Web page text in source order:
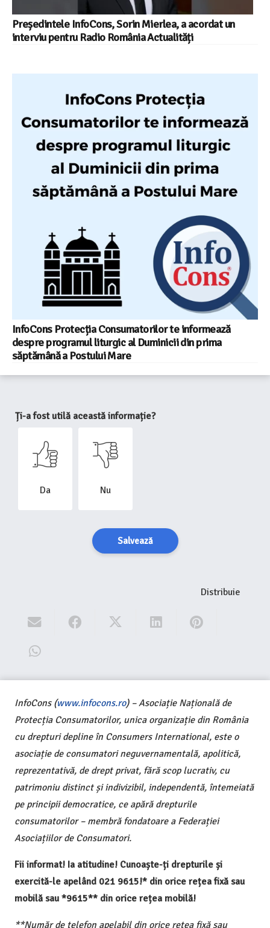
Președintele InfoCons, Sorin Mierlea, a acordat un
interviu pentru Radio România Actualități
InfoCons Protecția Consumatorilor te informează
despre programul liturgic al Duminicii din prima
săptămână a Postului Mare
Ți-a fost utilă această informație?
Da Nu
Salvează
Distribuie
InfoCons (www.infocons.ro) – Asociație Națională de
Protecția Consumatorilor, unica organizație din România
cu drepturi depline în Consumers International, este o
asociație de consumatori neguvernamentală, apolitică,
reprezentativă, de drept privat, fără scop lucrativ, cu
patrimoniu distinct și indivizibil, independentă, întemeiată
pe principii democratice, ce apără drepturile
consumatorilor – membră fondatoare a Federației
Asociațiilor de Consumatori.
Fii informat! Ia atitudine! Cunoaște-ți drepturile și
exercită-le apelând 021 9615!* din orice rețea fixă sau
mobilă sau *9615** din orice rețea mobilă!
**Număr de telefon apelabil din orice rețea fixă sau